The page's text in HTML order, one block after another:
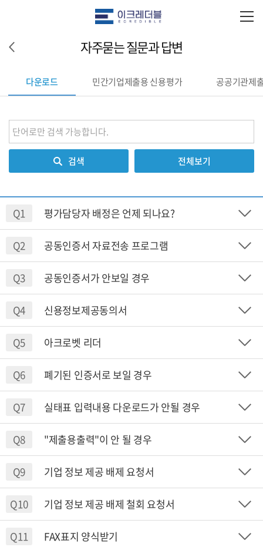
자주묻는 질문과 답변
다운로드 민간기업제출용 신용평가 공공기관제
검색 전체보기
Q1 평가담당자 배정은 언제 되나요?
Q2 공동인증서 자료전송 프로그램
Q3 공동인증서가 안보일 경우
Q4 신용정보제공동의서
Q5 아크로벳 리더
Q6 폐기된 인증서로 보일 경우
Q7 실태표 입력내용 다운로드가 안될 경우
Q8 "제출용출력"이 안 될 경우
Q9 기업 정보 제공 배제 요청서
Q10 기업 정보 제공 배제 철회 요청서
Q11 FAX표지 양식받기